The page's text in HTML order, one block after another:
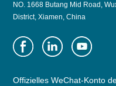
NO. 1668 Butang Mid Road,
District, Xiamen, China
Offizielles WeChat-Konto